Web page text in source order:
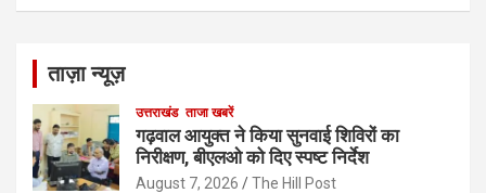
ताज़ा न्यूज़
उत्तराखंड ताजा खबरें
गढ़वाल आयुक्त ने किया सुनवाई शिविरों का
निरीक्षण, बीएलओ को दिए स्पष्ट निर्देश
August 7, 2026 The Hill Post